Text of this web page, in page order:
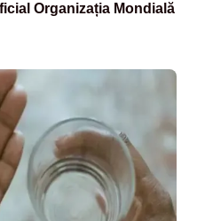
Organizația Mondială